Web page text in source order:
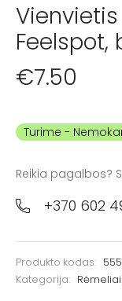
Feelspot,
€7.50
Turime
Reikia pagalbos?
+370 602
Produkto kodas:
Kategorija: